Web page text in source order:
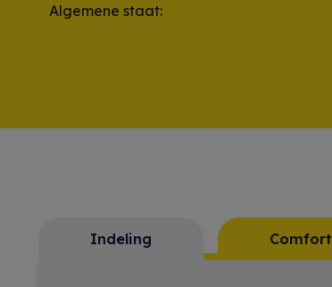
Algemene staat:
Indeling Comfort